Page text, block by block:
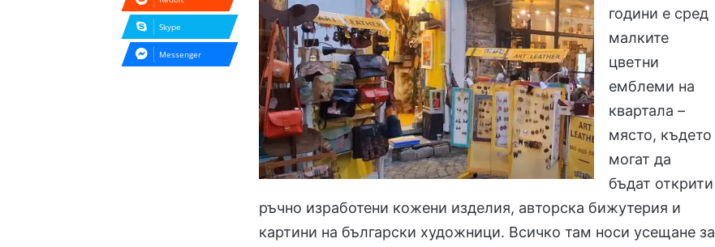
години е сред
малките
цветни
емблеми на
квартала –
място, където
могат да
бъдат открити
ръчно изработени кожени изделия, авторска бижутерия и
картини на български художници. Всичко там носи усещане за
Skype
Messenger